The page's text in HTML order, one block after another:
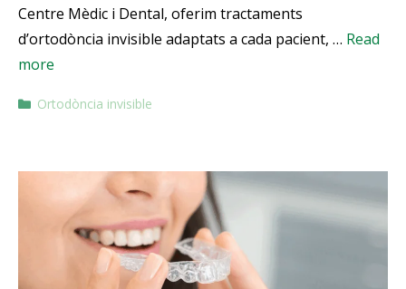
Centre Mèdic i Dental, oferim tractaments
d’ortodòncia invisible adaptats a cada pacient, … Read
more
Ortodòncia invisible